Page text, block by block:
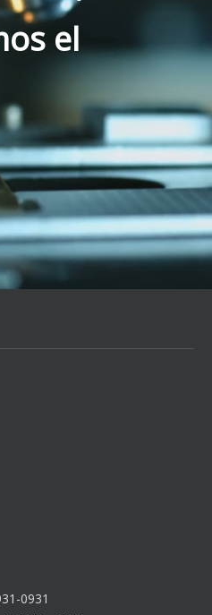
el
0931